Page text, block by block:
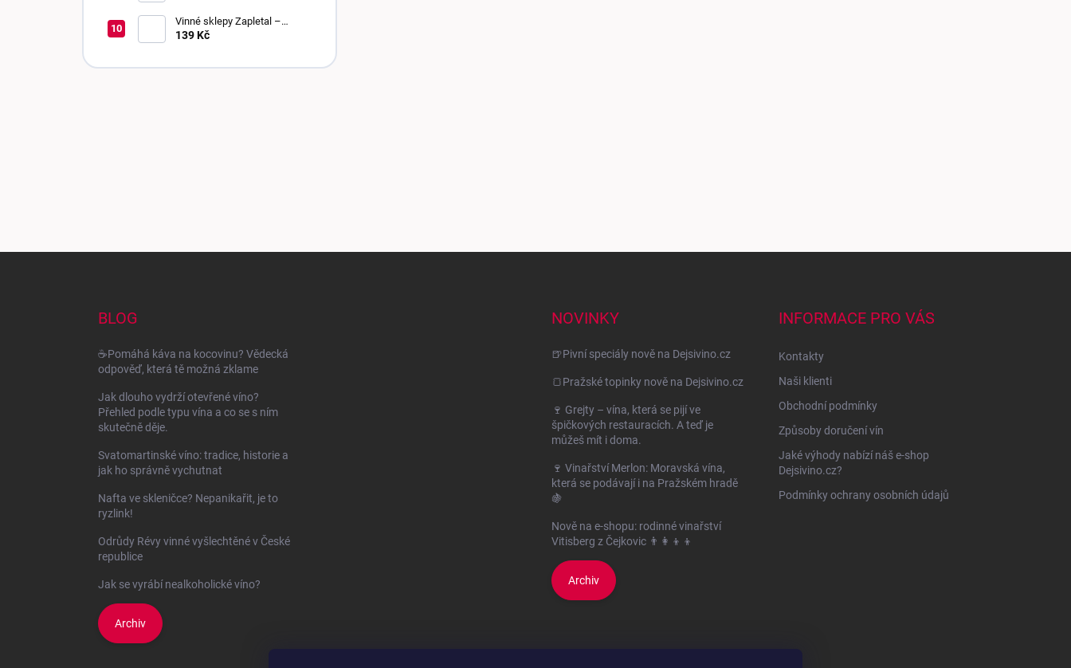
Vinné sklepy Zapletal –
Chardonnay 2024 | kabinetní
139 Kč
BLOG
☕Pomáhá káva na kocovinu? Vědecká
odpověď, která tě možná zklame
Jak dlouho vydrží otevřené víno?
Přehled podle typu vína a co se s ním
skutečně děje.
Svatomartinské víno: tradice, historie a
jak ho správně vychutnat
Nafta ve skleničce? Nepanikařit, je to
ryzlink!
Odrůdy Révy vinné vyšlechtěné v České
republice
Jak se vyrábí nealkoholické víno?
Archiv
NOVINKY
🍺Pivní speciály nově na Dejsivino.cz
🍞Pražské topinky nově na Dejsivino.cz
🍷 Grejty – vína, která se pijí ve
špičkových restauracích. A teď je
můžeš mít i doma.
🍷 Vinařství Merlon: Moravská vína,
která se podávají i na Pražském hradě
🍇
Nově na e-shopu: rodinné vinařství
Vitisberg z Čejkovic 👨‍👩‍👦‍👦
Archiv
INFORMACE PRO VÁS
Kontakty
Naši klienti
Obchodní podmínky
Způsoby doručení vín
Jaké výhody nabízí náš e-shop
Dejsivino.cz?
Podmínky ochrany osobních údajů